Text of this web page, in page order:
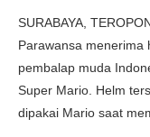
SURABAYA,
Parawansa menerima
pembalap muda
Super Mario. Helm
dipakai Mario saat